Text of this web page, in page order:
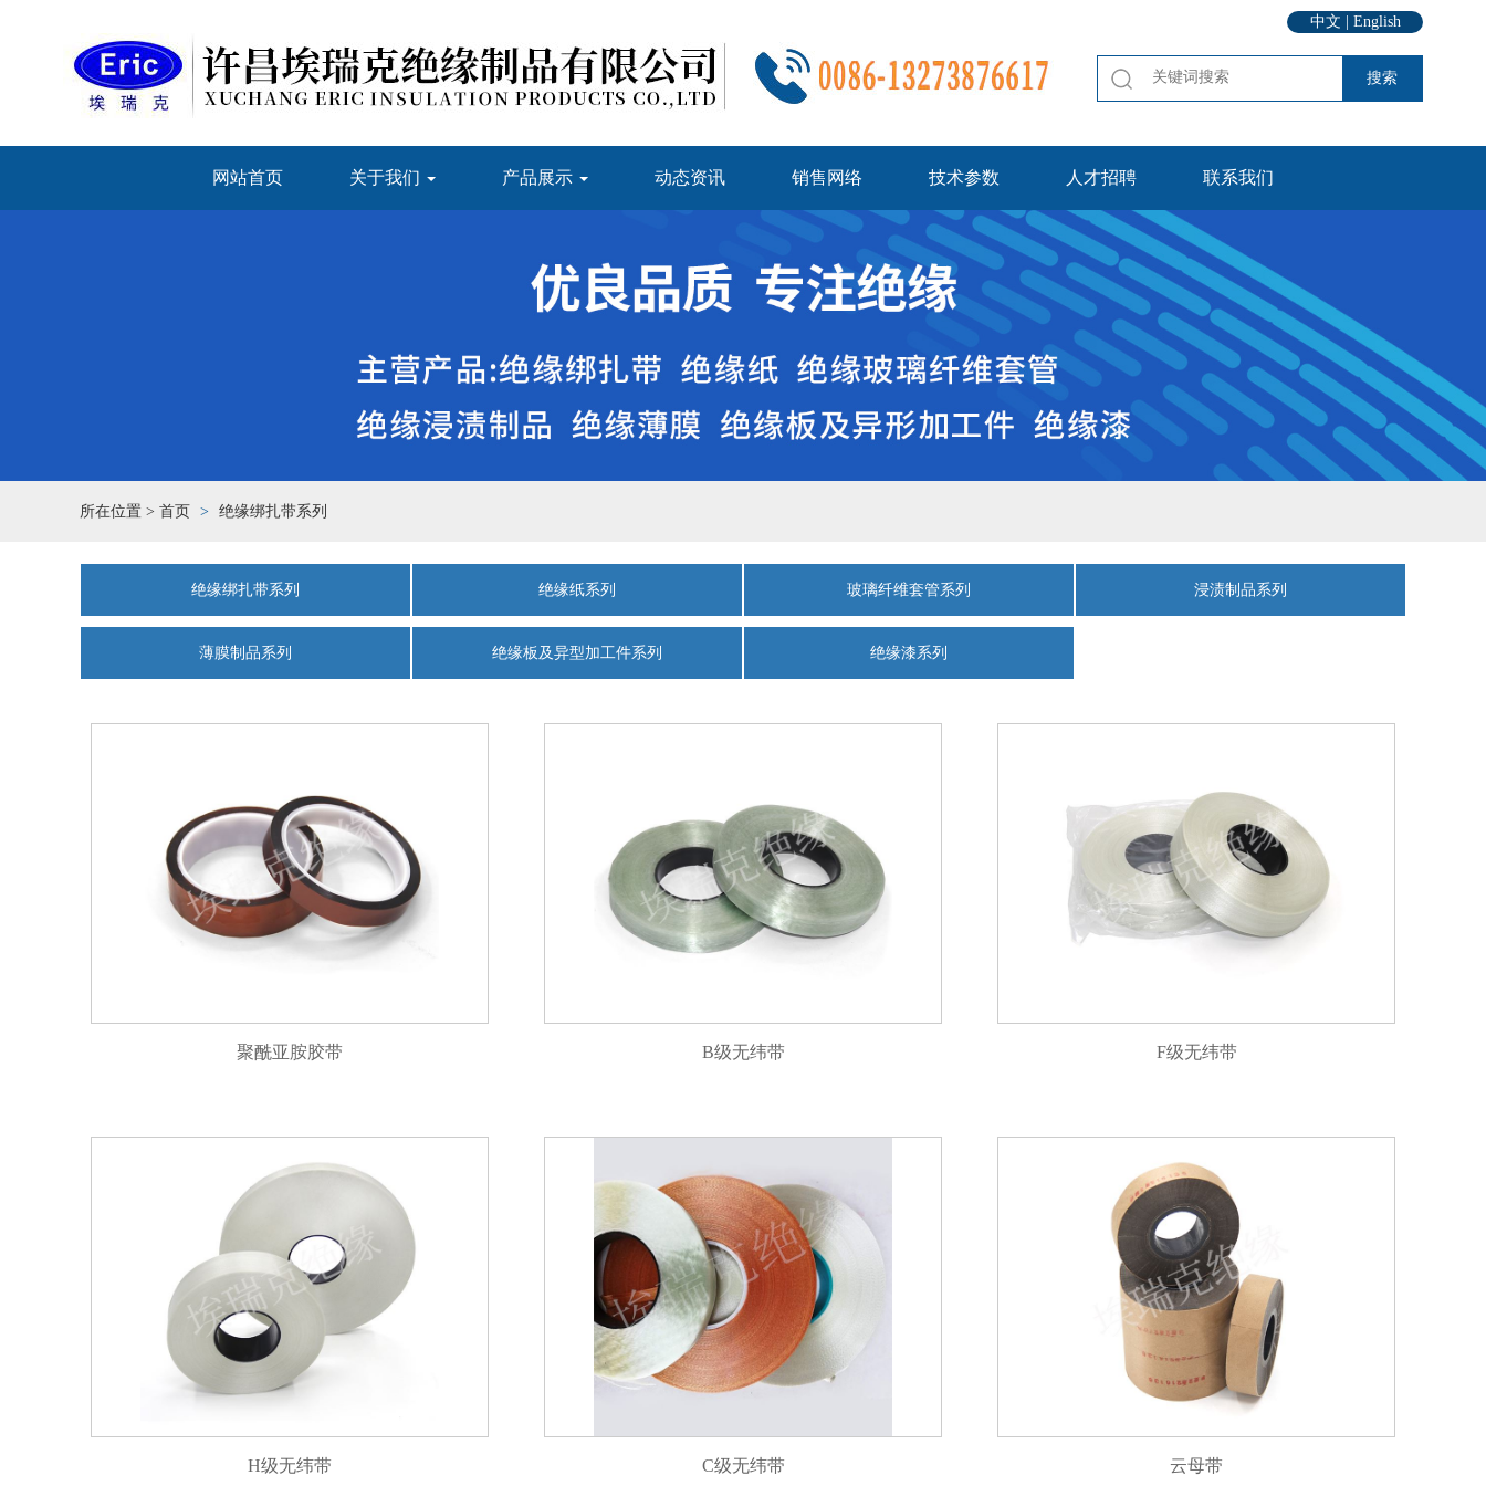
中文 English
网站首页 关于我们 产品展示 动态资讯 销售网络 技术参数 人才招聘 联系我们
所在位置 > 首页 绝缘绑扎带系列
绝缘绑扎带系列 绝缘纸系列 玻璃纤维套管系列 浸渍制品系列
薄膜制品系列 绝缘板及异型加工件系列 绝缘漆系列
聚酰亚胺胶带 B级无纬带 F级无纬带
H级无纬带 C级无纬带 云母带